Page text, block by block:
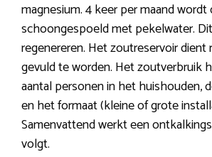
magnesium. 4 keer per maand wordt
schoongespoeld met pekelwater.
regenereren. Het zoutreservoir dient
gevuld te worden. Het zoutverbruik
aantal personen in het huishouden,
en het formaat (kleine of grote
Samenvattend werkt een
volgt.